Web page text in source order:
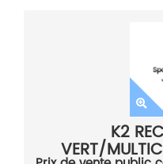
K2
VERT/